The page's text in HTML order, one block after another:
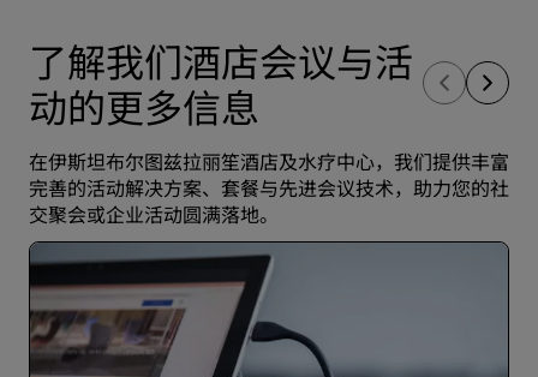
了解我们酒店会议与活
动的更多信息
在伊斯坦布尔图兹拉丽笙酒店及水疗中心，我们提供丰富
完善的活动解决方案、套餐与先进会议技术，助力您的社
交聚会或企业活动圆满落地。